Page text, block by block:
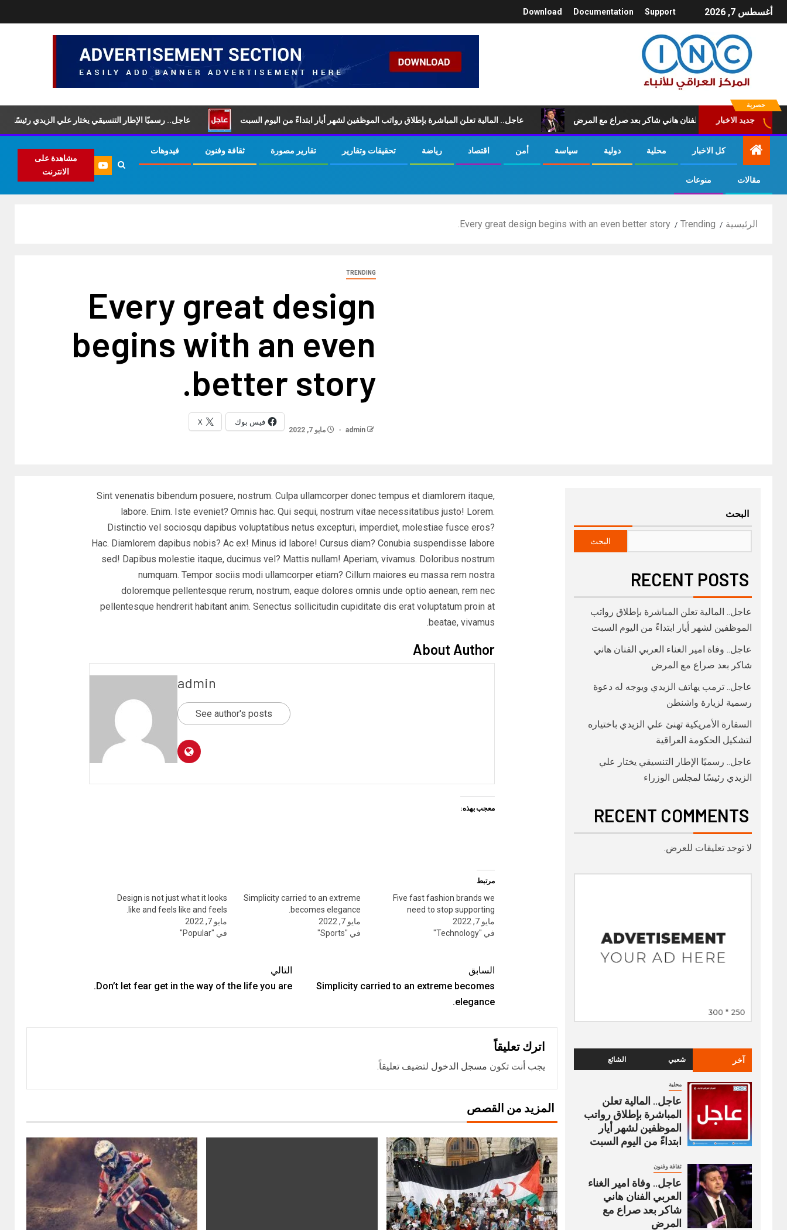
أغسطس 7, 2026 Support
Documentation
Download
حصرية
جديد الاخبار عاجل.. رسميًا الإطار التنسيقي يختار علي الزيدي رئيسًا لمجلس عاجل.. المالية تعلن المباشرة بإطلاق رواتب ‏الموظفين لشهر أيار ابتداءً من اليوم السبت الغناء العربي الفنان هاني شاكر بعد صراع مع المرض
كل الاخبار محلية دولية سياسة أمن اقتصاد رياضة تحقيقات وتقارير تقارير مصورة ثقافة وفنون فيدوهات
مقالات منوعات
مشاهدة على
الانترنت
الرئيسية Trending
Every great design begins with an even better story.
TRENDING
Every great design
begins with an even
better story.
admin مايو 7, 2022
فيس بوك X
Sint venenatis bibendum posuere, nostrum. Culpa ullamcorper donec tempus et diamlorem itaque,
labore. Enim. Iste eveniet? Omnis hac. Qui sequi, nostrum vitae necessitatibus justo! Lorem.
Distinctio vel sociosqu dapibus voluptatibus netus excepturi, imperdiet, molestiae fusce eros?
Hac. Diamlorem dapibus nobis? Ac ex! Minus id labore! Cursus diam? Conubia suspendisse labore
sed! Dapibus molestie itaque, ducimus vel? Mattis nullam! Aperiam, vivamus. Doloribus nostrum
numquam. Tempor sociis modi ullamcorper etiam? Cillum maiores eu massa rem nostra
doloremque pellentesque rerum, nostrum, eaque dolores omnis unde optio aenean, rem nec
pellentesque hendrerit habitant anim. Senectus sollicitudin cupiditate dis erat voluptatum proin at
beatae, vivamus.
About Author
admin
See author's posts
معجب بهذه:
مرتبط
Five fast fashion brands we
need to stop supporting
مايو 7, 2022
في "Technology"
Simplicity carried to an extreme
becomes elegance.
مايو 7, 2022
في "Sports"
Design is not just what it looks
like and feels like and feels.
مايو 7, 2022
في "Popular"
السابق
Simplicity carried to an extreme becomes
elegance.
التالي
Don’t let fear get in the way of the life you are.
اترك تعليقاً
يجب أنت تكون مسجل الدخول لتضيف تعليقاً.
المزيد من القصص
البحث
البحث
RECENT POSTS
عاجل.. المالية تعلن المباشرة بإطلاق رواتب
‏الموظفين لشهر أيار ابتداءً من اليوم السبت
عاجل.. وفاة امير الغناء العربي الفنان هاني
شاكر بعد صراع مع المرض
عاجل.. ترمب يهاتف الزيدي ويوجه له دعوة
رسمية لزيارة واشنطن
السفارة الأمريكية تهنئ علي الزيدي باختياره
لتشكيل الحكومة العراقية
عاجل.. رسميًا الإطار التنسيقي يختار علي
الزيدي رئيسًا لمجلس الوزراء
RECENT COMMENTS
لا توجد تعليقات للعرض.
آخر شعبي الشائع
محلية
عاجل.. المالية تعلن
المباشرة بإطلاق رواتب
‏الموظفين لشهر أيار
ابتداءً من اليوم السبت
ثقافة وفنون
عاجل.. وفاة امير الغناء
العربي الفنان هاني
شاكر بعد صراع مع
المرض